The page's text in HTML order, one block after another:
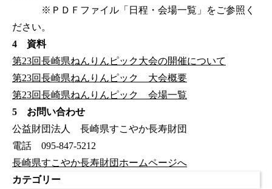
※ＰＤＦファイル「日程・会場一覧」をご参照く
ださい。
4 資料
第23回長崎県ねんりんピック大会の開催について
第23回長崎県ねんりんピック 大会概要
第23回長崎県ねんりんピック 会場一覧
5 お問い合わせ
公益財団法人 長崎県すこやか長寿財団
電話 095-847-5212
長崎県すこやか長寿財団ホームページへ
カテゴリー